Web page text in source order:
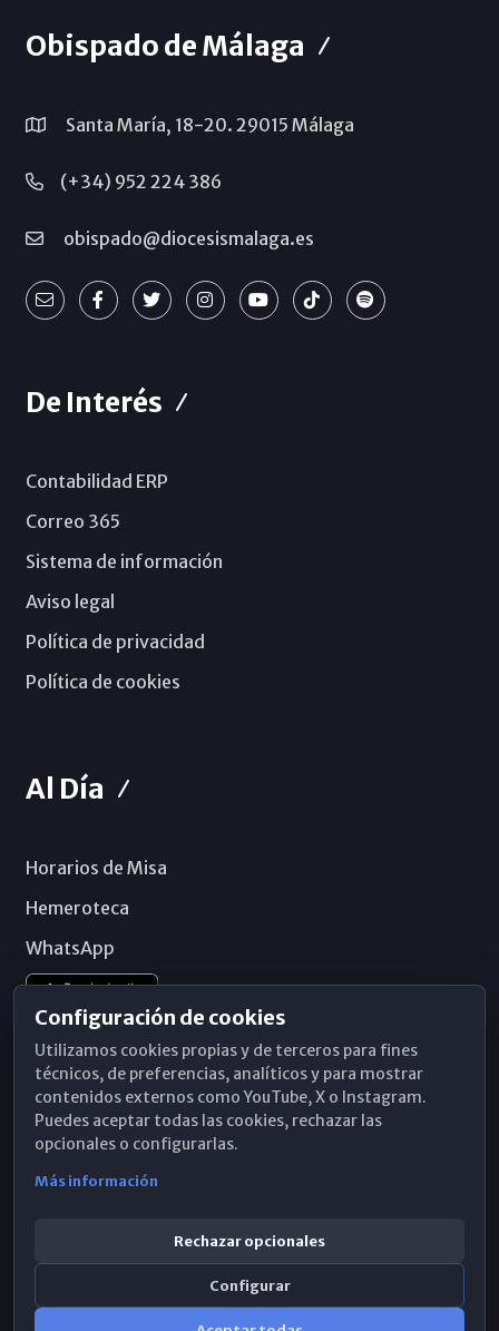
Obispado de Málaga
Santa María, 18-20. 29015 Málaga
(+34) 952 224 386
obispado@diocesismalaga.es
De Interés
Contabilidad ERP
Correo 365
Sistema de información
Aviso legal
Política de privacidad
Política de cookies
Al Día
Horarios de Misa
Hemeroteca
WhatsApp
Configuración de cookies
Utilizamos cookies propias y de terceros para fines
técnicos, de preferencias, analíticos y para mostrar
contenidos externos como YouTube, X o Instagram.
Puedes aceptar todas las cookies, rechazar las
opcionales o configurarlas.
Más información
Rechazar opcionales
Configurar